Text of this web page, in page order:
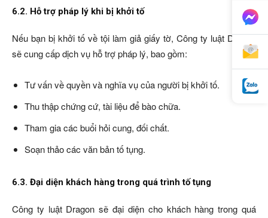
6.2. Hỗ trợ pháp lý khi bị khởi tố
Nếu bạn bị khởi tố về tội làm giả giấy tờ, Công ty luật Dragon
sẽ cung cấp dịch vụ hỗ trợ pháp lý, bao gồm:
Tư vấn về quyền và nghĩa vụ của người bị khởi tố.
Thu thập chứng cứ, tài liệu để bào chữa.
Tham gia các buổi hỏi cung, đối chất.
Soạn thảo các văn bản tố tụng.
6.3. Đại diện khách hàng trong quá trình tố tụng
Công ty luật Dragon sẽ đại diện cho khách hàng trong quá